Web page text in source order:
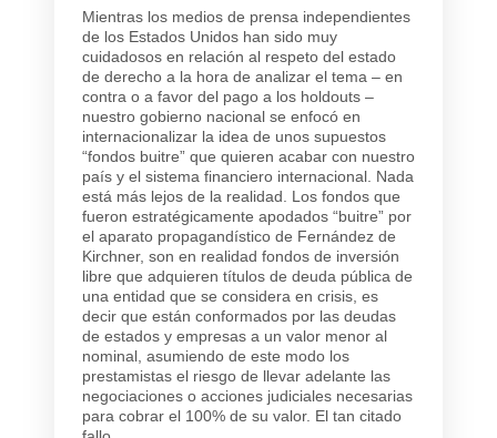
Mientras los medios de prensa independientes
de los Estados Unidos han sido muy
cuidadosos en relación al respeto del estado
de derecho a la hora de analizar el tema – en
contra o a favor del pago a los holdouts –
nuestro gobierno nacional se enfocó en
internacionalizar la idea de unos supuestos
“fondos buitre” que quieren acabar con nuestro
país y el sistema financiero internacional. Nada
está más lejos de la realidad. Los fondos que
fueron estratégicamente apodados “buitre” por
el aparato propagandístico de Fernández de
Kirchner, son en realidad fondos de inversión
libre que adquieren títulos de deuda pública de
una entidad que se considera en crisis, es
decir que están conformados por las deudas
de estados y empresas a un valor menor al
nominal, asumiendo de este modo los
prestamistas el riesgo de llevar adelante las
negociaciones o acciones judiciales necesarias
para cobrar el 100% de su valor. El tan citado